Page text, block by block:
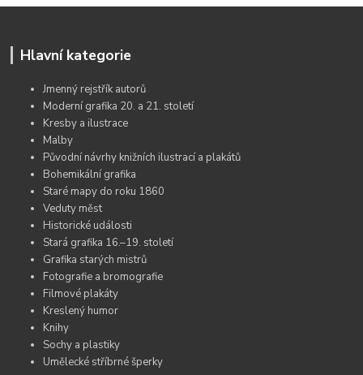
Hlavní kategorie
Jmenný rejstřík autorů
Moderní grafika 20. a 21. století
Kresby a ilustrace
Malby
Původní návrhy knižních ilustrací a plakátů
Bohemikální grafika
Staré mapy do roku 1860
Veduty měst
Historické události
Stará grafika 16.–19. století
Grafika starých mistrů
Fotografie a bromografie
Filmové plakáty
Kreslený humor
Knihy
Sochy a plastiky
Umělecké stříbrné šperky